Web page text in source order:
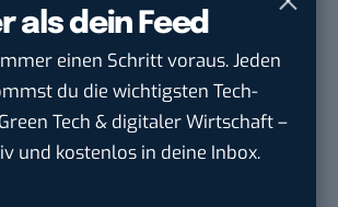
als dein Feed
einen Schritt voraus. Jeden
du die wichtigsten Tech-
Tech & digitaler Wirtschaft –
und kostenlos in deine Inbox.
Musk gegen Apple und